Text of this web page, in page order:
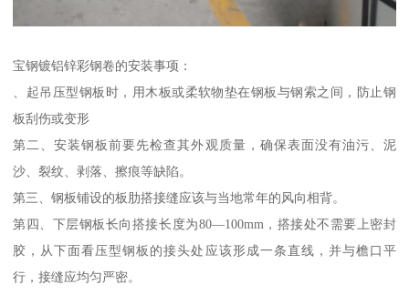
宝钢镀铝锌彩钢卷的安装事项：
、起吊压型钢板时，用木板或柔软物垫在钢板与钢索之间，防止钢
板刮伤或变形
第二、安装钢板前要先检查其外观质量，确保表面没有油污、泥
沙、裂纹、剥落、擦痕等缺陷。
第三、钢板铺设的板肋搭接缝应该与当地常年的风向相背。
第四、下层钢板长向搭接长度为80—100mm，搭接处不需要上密封
胶，从下面看压型钢板的接头处应该形成一条直线，并与檐口平
行，接缝应均匀严密。